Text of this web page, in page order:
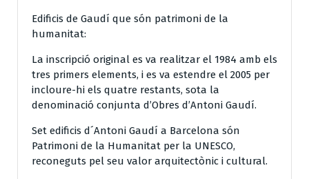
Edificis de Gaudí que són patrimoni de la
humanitat:
La inscripció original es va realitzar el 1984 amb els
tres primers elements, i es va estendre el 2005 per
incloure-hi els quatre restants, sota la
denominació conjunta d’Obres d’Antoni Gaudí.
Set edificis d´Antoni Gaudí a Barcelona són
Patrimoni de la Humanitat per la UNESCO,
reconeguts pel seu valor arquitectònic i cultural.